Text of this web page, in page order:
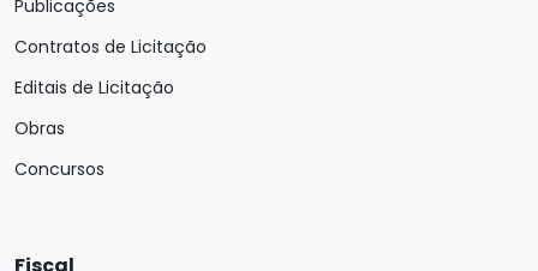
Publicações
Contratos de Licitação
Editais de Licitação
Obras
Concursos
Fiscal